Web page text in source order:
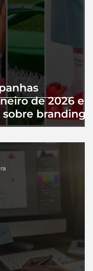
de 2026 e
branding